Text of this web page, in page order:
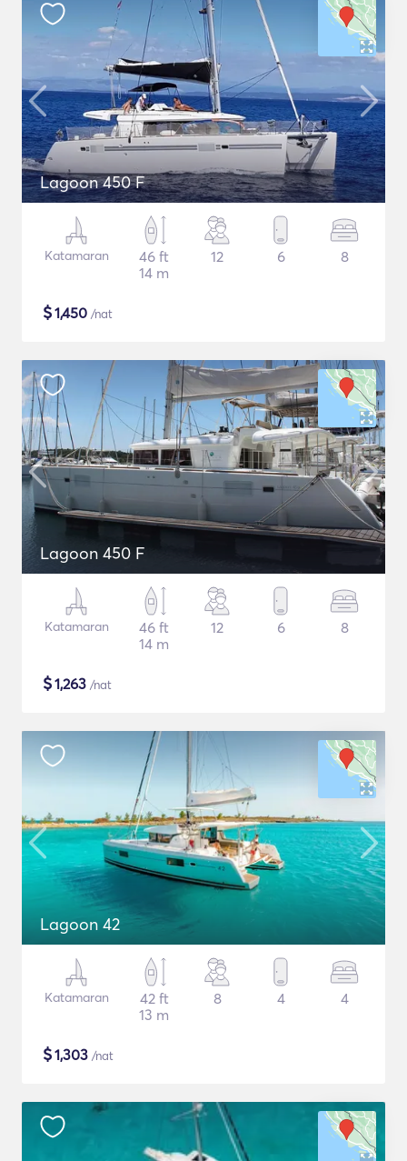
Lagoon 450 F
Katamaran
46 ft
14 m
12 6 8
$1,450 /nat
Lagoon 450 F
Katamaran
46 ft
14 m
12 6 8
$1,263 /nat
Lagoon 42
Katamaran
42 ft
13 m
8 4 4
$1,303 /nat